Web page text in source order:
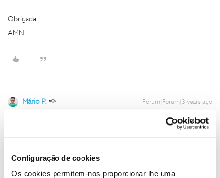
Configuração de cookies
Os cookies permitem-nos proporcionar lhe uma
Obrigada
AMN
Mário P. Forum|Forum|3 years ago
, seja bem-vinda ao Fórum
Apenas é ativo um extra de internet, caso esgote o plafond
não ficar prejudicada quando tenta utilizar o serviço de internet.